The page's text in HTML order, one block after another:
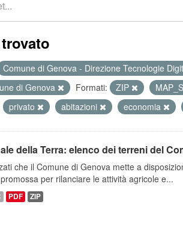
Comune di Genova - Direzione Tecnologie
di Genova Formati: ZIP
privato abitazioni economia
della Terra: elenco dei terreni del
che il Comune di Genova mette a
per rilanciare le attività agricole e...
PDF ZIP